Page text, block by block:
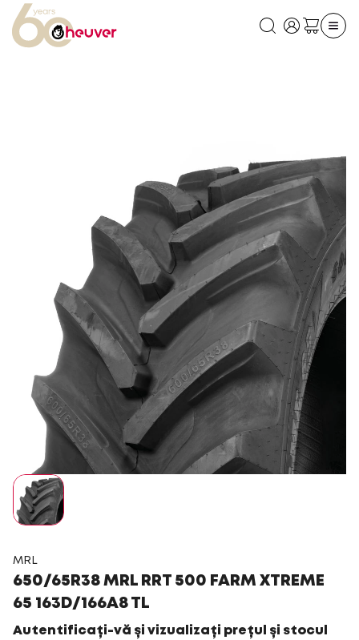
MRL
650/65R38 MRL RRT 500 FARM XTREME
65 163D/166A8 TL
Autentificați-vă și vizualizați prețul și stocul